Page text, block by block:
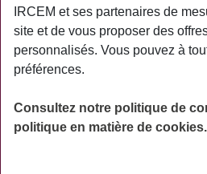
PRATIQUE
ACTUALITÉS
PRÉVOYANCE
IRCEM et ses partenaires de
site et de vous proposer des
personnalisés. Vous pouvez à
préférences.
Consultez notre politique de
politique en matière de cookies.